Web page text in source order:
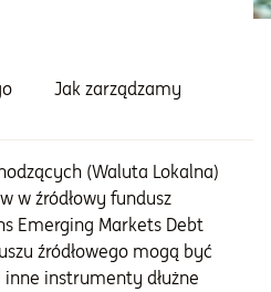
Jak zarządzamy
(Waluta Lokalna)
w źródłowy fundusz
Emerging Markets Debt
źródłowego mogą być
instrumenty dłużne